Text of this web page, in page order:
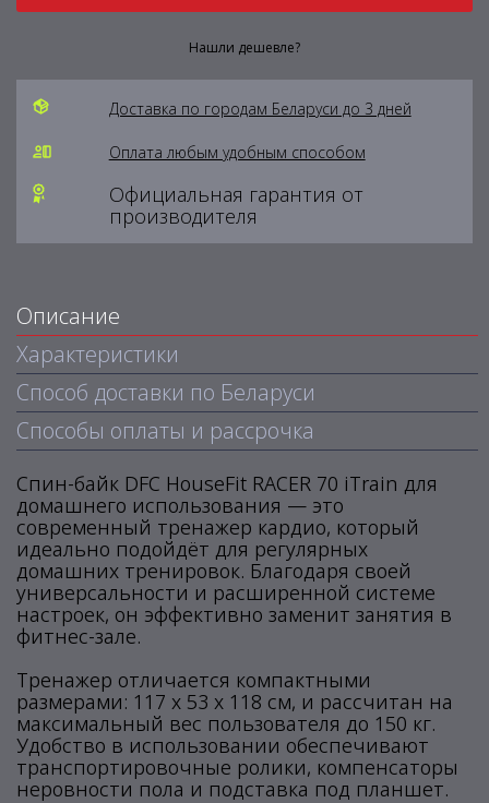
Нашли дешевле?
Доставка по городам Беларуси до 3 дней
Оплата любым удобным способом
Официальная гарантия от
производителя
Описание
Характеристики
Способ доставки по Беларуси
Способы оплаты и рассрочка
Спин-байк DFC HouseFit RACER 70 iTrain для
домашнего использования — это
современный тренажер кардио, который
идеально подойдёт для регулярных
домашних тренировок. Благодаря своей
универсальности и расширенной системе
настроек, он эффективно заменит занятия в
фитнес-зале.
Тренажер отличается компактными
размерами: 117 х 53 х 118 см, и рассчитан на
максимальный вес пользователя до 150 кг.
Удобство в использовании обеспечивают
транспортировочные ролики, компенсаторы
неровности пола и подставка под планшет.